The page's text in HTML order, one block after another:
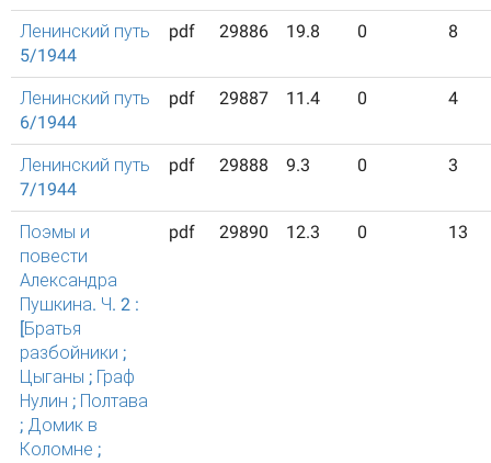
Ленинский путь
5/1944
pdf 29886 19.8 0 8
Ленинский путь
6/1944
pdf 29887 11.4 0 4
Ленинский путь
7/1944
pdf 29888 9.3 0 3
Поэмы и
повести
Александра
Пушкина. Ч. 2 :
[Братья
разбойники ;
Цыганы ; Граф
Нулин ; Полтава
; Домик в
Коломне ;
pdf 29890 12.3 0 13